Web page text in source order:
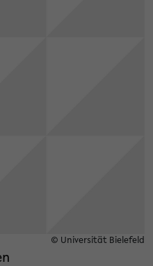
© Universität Bielefeld